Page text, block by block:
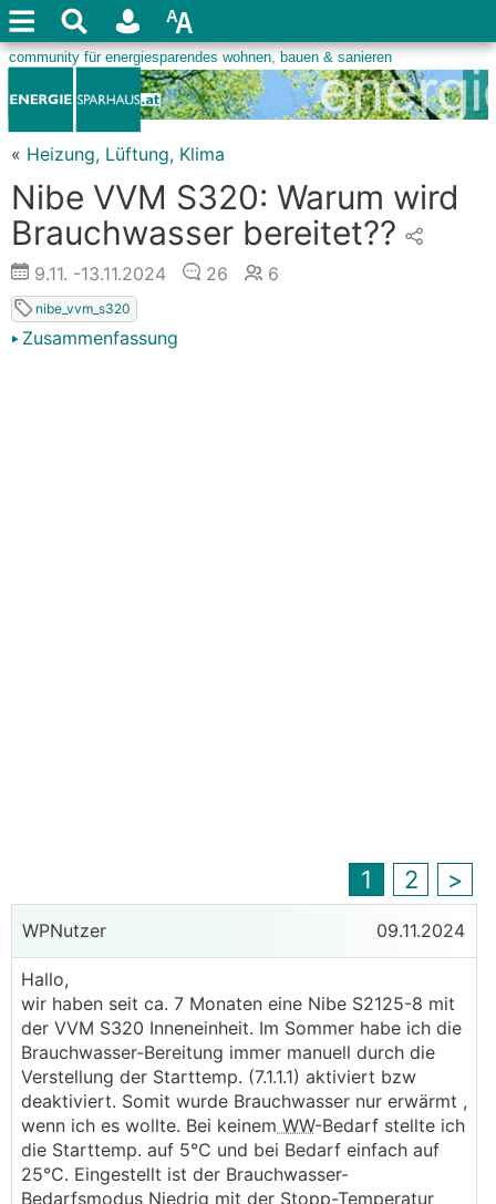
« Heizung, Lüftung, Klima
Nibe VVM S320: Warum wird
Brauchwasser bereitet??
9.11. -13.11.2024 26 6
nibe_vvm_s320
Zusammenfassung
1 2 >
WPNutzer 09.11.2024
Hallo,
wir haben seit ca. 7 Monaten eine Nibe S2125-8 mit
der VVM S320 Inneneinheit. Im Sommer habe ich die
Brauchwasser-Bereitung immer manuell durch die
Verstellung der Starttemp. (7.1.1.1) aktiviert bzw
deaktiviert. Somit wurde Brauchwasser nur erwärmt ,
wenn ich es wollte. Bei keinem WW-Bedarf stellte ich
die Starttemp. auf 5°C und bei Bedarf einfach auf
25°C. Eingestellt ist der Brauchwasser-
Bedarfsmodus Niedrig mit der Stopp-Temperatur